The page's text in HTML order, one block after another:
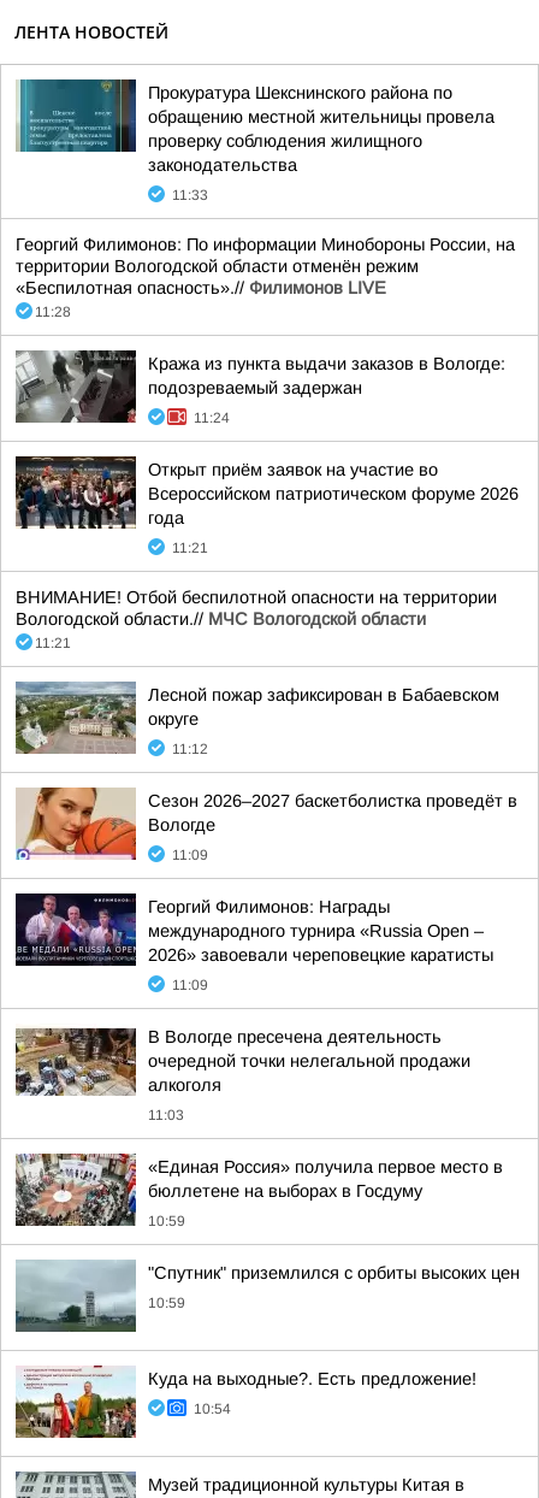
ЛЕНТА НОВОСТЕЙ
Прокуратура Шекснинского района по
обращению местной жительницы провела
проверку соблюдения жилищного
законодательства
11:33
Георгий Филимонов: По информации Минобороны России, на
территории Вологодской области отменён режим
«Беспилотная опасность».// Филимонов LIVE
11:28
Кража из пункта выдачи заказов в Вологде:
подозреваемый задержан
11:24
Открыт приём заявок на участие во
Всероссийском патриотическом форуме 2026
года
11:21
ВНИМАНИЕ! Отбой беспилотной опасности на территории
Вологодской области.// МЧС Вологодской области
11:21
Лесной пожар зафиксирован в Бабаевском
округе
11:12
Сезон 2026–2027 баскетболистка проведёт в
Вологде
11:09
Георгий Филимонов: Награды
международного турнира «Russia Open –
2026» завоевали череповецкие каратисты
11:09
В Вологде пресечена деятельность
очередной точки нелегальной продажи
алкоголя
11:03
«Единая Россия» получила первое место в
бюллетене на выборах в Госдуму
10:59
"Спутник" приземлился с орбиты высоких цен
10:59
Куда на выходные?. Есть предложение!
10:54
Музей традиционной культуры Китая в